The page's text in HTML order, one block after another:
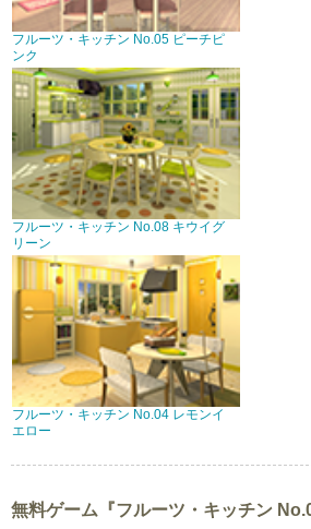
フルーツ・キッチン No.05 ピーチピ
ンク
フルーツ・キッチン No.08 キウイグ
リーン
フルーツ・キッチン No.04 レモンイ
エロー
無料ゲーム『フルーツ・キッチン